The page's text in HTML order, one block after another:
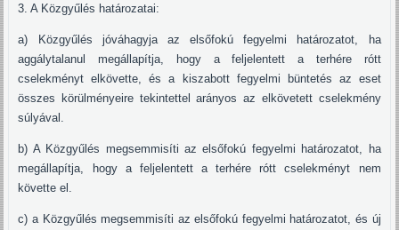
3. A Közgyűlés határozatai:
a) Közgyűlés jóváhagyja az elsőfokú fegyelmi határozatot, ha
aggálytalanul megállapítja, hogy a feljelentett a terhére rótt
cselekményt elkövette, és a kiszabott fegyelmi büntetés az eset
összes körülményeire tekintettel arányos az elkövetett cselekmény
súlyával.
b) A Közgyűlés megsemmisíti az elsőfokú fegyelmi határozatot, ha
megállapítja, hogy a feljelentett a terhére rótt cselekményt nem
követte el.
c) a Közgyűlés megsemmisíti az elsőfokú fegyelmi határozatot, és új